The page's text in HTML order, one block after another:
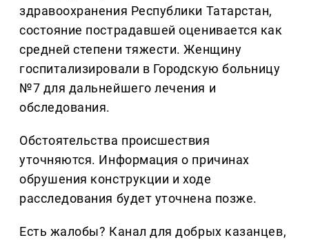
здравоохранения Республики Татарстан,
состояние пострадавшей оценивается как
средней степени тяжести. Женщину
госпитализировали в Городскую больницу
№7 для дальнейшего лечения и
обследования.
Обстоятельства происшествия
уточняются. Информация о причинах
обрушения конструкции и ходе
расследования будет уточнена позже.
Есть жалобы? Канал для добрых казанцев,